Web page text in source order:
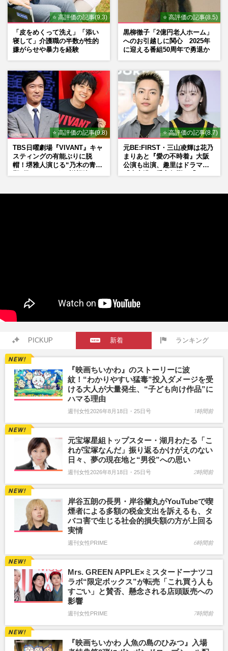
⭐ 高評価の記事(9.3)
「皮をめくって洗え」「添い
寝して」介護職の半数が性的
嫌がらせや暴力を経験
⭐ 高評価の記事(8.5)
黒柳徹子「2億円老人ホーム」
へのお引越しに関心 2025年
に迎える番組50周年で勇退か
⭐ 高評価の記事(9.8)
TBS日曜劇場『VIVANT』キャ
スティングの有能ぶりに脱
帽！堺雅人演じる“乃木の青年
⭐ 高評価の記事(8.7)
元BE:FIRST・三山凌輝は花乃
まりあと『愛の不時着』大阪
公演も出演、趣里はドラマ
PICKUP 新着 ランキング
『映画ちいかわ』のストーリーに波
紋！“わかりやすい猛毒”投入ダメージを受
ける大人が大量発生、“子ども向け作品”に
ハマる理由
週刊女性2026年8月18日・25日号 1時間前
元宝塚星組トップスター・湖月わたる「こ
れが宝塚なんだ」振り返るかけがえのない
日々、夢の現在地と“男役”への思い
週刊女性2026年8月18日・25日号 2時間前
岸谷五朗の長男・岸谷蘭丸がYouTubeで喫
煙者による多額の税金支出を訴えるも、タ
バコ害で生じる社会的損失額の方が上回る
実情
週刊女性PRIME 6時間前
Mrs. GREEN APPLE×ミスタードーナツコ
ラボ“限定ボックス”が転売「これ買う人も
すごい」と賛否、懸念される店頭販売への
影響
週刊女性PRIME 7時間前
『映画ちいかわ 人魚の島のひみつ』入場